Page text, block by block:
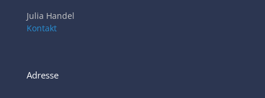
Julia Handel
Kontakt
Adresse